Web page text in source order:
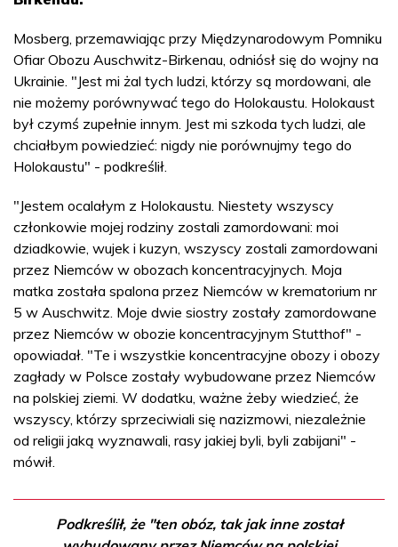
Mosberg, przemawiając przy Międzynarodowym Pomniku
Ofiar Obozu Auschwitz-Birkenau, odniósł się do wojny na
Ukrainie. "Jest mi żal tych ludzi, którzy są mordowani, ale
nie możemy porównywać tego do Holokaustu. Holokaust
był czymś zupełnie innym. Jest mi szkoda tych ludzi, ale
chciałbym powiedzieć: nigdy nie porównujmy tego do
Holokaustu" - podkreślił.
"Jestem ocalałym z Holokaustu. Niestety wszyscy
członkowie mojej rodziny zostali zamordowani: moi
dziadkowie, wujek i kuzyn, wszyscy zostali zamordowani
przez Niemców w obozach koncentracyjnych. Moja
matka została spalona przez Niemców w krematorium nr
5 w Auschwitz. Moje dwie siostry zostały zamordowane
przez Niemców w obozie koncentracyjnym Stutthof" -
opowiadał. "Te i wszystkie koncentracyjne obozy i obozy
zagłady w Polsce zostały wybudowane przez Niemców
na polskiej ziemi. W dodatku, ważne żeby wiedzieć, że
wszyscy, którzy sprzeciwiali się nazizmowi, niezależnie
od religii jaką wyznawali, rasy jakiej byli, byli zabijani" -
mówił.
Podkreślił, że "ten obóz, tak jak inne został